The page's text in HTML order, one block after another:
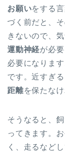
お願いをする
づく前だと、
きないので、
運動神経が必
必要になりま
です。近すぎ
距離を保たなけ
そうなると、
ってきます。
く、走るなど